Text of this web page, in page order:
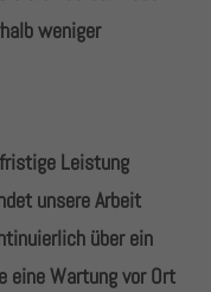
weniger
Leistung
unsere Arbeit
über ein
eine Wartung vor Ort